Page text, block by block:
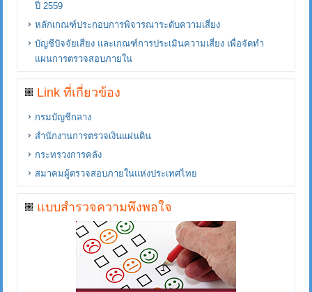
ปี 2559
หลักเกณฑ์ประกอบการพิจารณาระดับความเสี่ยง
บัญชีปัจจัยเสี่ยง และเกณฑ์การประเมินความเสี่ยง เพื่อจัดทำ
แผนการตรวจสอบภายใน
Link ที่เกี่ยวข้อง
กรมบัญชีกลาง
สำนักงานการตรวจเงินแผ่นดิน
กระทรวงการคลัง
สมาคมผู้ตรวจสอบภายในแห่งประเทศไทย
แบบสำรวจความพึงพอใจ